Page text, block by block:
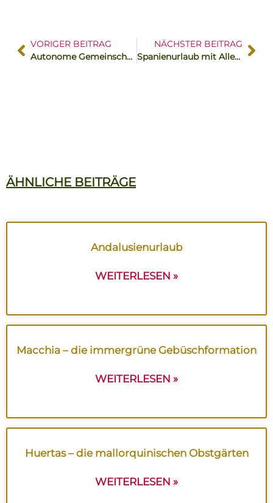
VORIGER BEITRAG
Autonome Gemeinschaft Katalonien – Hauptstadt Barcelona
NÄCHSTER BEITRAG
Spanienurlaub mit Allergie
ÄHNLICHE BEITRÄGE
Andalusienurlaub
WEITERLESEN »
Macchia – die immergrüne Gebüschformation
WEITERLESEN »
Huertas – die mallorquinischen Obstgärten
WEITERLESEN »